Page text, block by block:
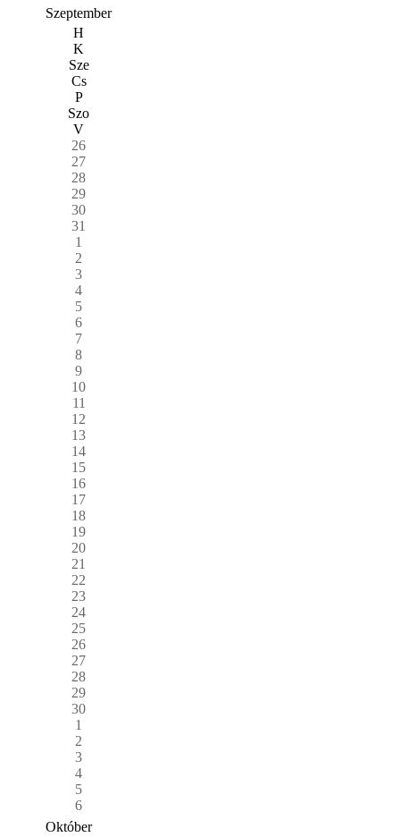
Szeptember
H
K
Sze
Cs
P
Szo
V
26
27
28
29
30
31
1
2
3
4
5
6
7
8
9
10
11
12
13
14
15
16
17
18
19
20
21
22
23
24
25
26
27
28
29
30
1
2
3
4
5
6
Október